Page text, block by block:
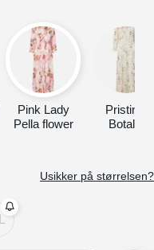
Pink Lady
Pella flower
Pristine/
Botalia
Usikker på størrelsen?